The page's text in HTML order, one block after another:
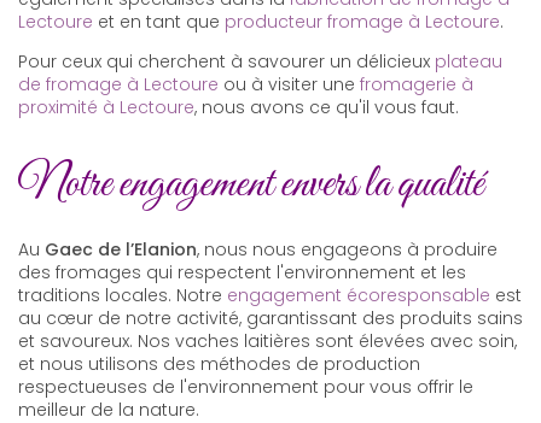
Lectoure et en tant que producteur fromage à Lectoure.
Pour ceux qui cherchent à savourer un délicieux plateau
de fromage à Lectoure ou à visiter une fromagerie à
proximité à Lectoure, nous avons ce qu'il vous faut.
Notre engagement envers la qualité
Au Gaec de l’Elanion, nous nous engageons à produire
des fromages qui respectent l'environnement et les
traditions locales. Notre engagement écoresponsable est
au cœur de notre activité, garantissant des produits sains
et savoureux. Nos vaches laitières sont élevées avec soin,
et nous utilisons des méthodes de production
respectueuses de l'environnement pour vous offrir le
meilleur de la nature.